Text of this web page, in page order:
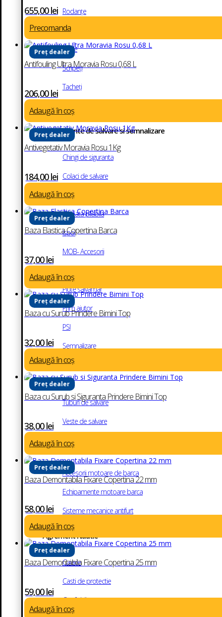
Rodanțe
Role ancore
Saule
Scripeți
Tacheți
Echipamente de salvare si semnalizare
Chingi de siguranta
Colaci de salvare
Costume supravietuire
Galeata pliabila
Ispol
MOB- Accesorii
Plute salvamar
Prim ajutor
PSI
Semnalizare
Statii de comunicare radio
Targi
Tuburi de salvare
Veste de salvare
Accesorii motoare de barca
Accesorii motoare de barca
Echipamente motoare barca
Sisteme mecanice antifurt
Agrement Nautic
Caiace
Casti de protectie
Gonflabile
655,00lei
Precomanda
Preț dealer
Antifouling Ultra Moravia Rosu 0,68 L
206,00lei
Adaugă în coș
Preț dealer
Antivegetativ Moravia Rosu 1Kg
184,00lei
Adaugă în coș
Preț dealer
Baza Elastica Copertina Barca
37,00lei
Adaugă în coș
Preț dealer
Baza cu Surub Prindere Bimini Top
32,00lei
Adaugă în coș
Preț dealer
Baza cu Surub si Siguranta Prindere Bimini Top
38,00lei
Adaugă în coș
Preț dealer
Baza Demontabila Fixare Copertina 22 mm
58,00lei
Adaugă în coș
Preț dealer
Baza Demontabila Fixare Copertina 25 mm
59,00lei
Adaugă în coș